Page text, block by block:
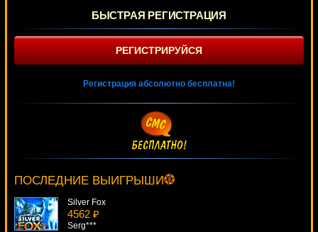
БЫСТРАЯ РЕГИСТРАЦИЯ
РЕГИСТРИРУЙСЯ
Регистрация абсолютно бесплатна!
ПОСЛЕДНИЕ ВЫИГРЫШИ
Serg***
Silver Fox
4562 ₽
Serg***